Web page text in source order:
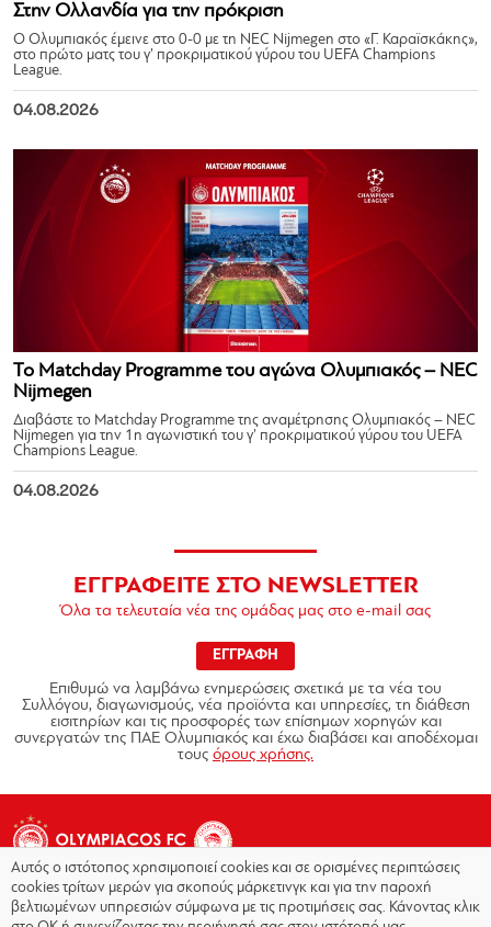
Στην Ολλανδία για την πρόκριση
Ο Ολυμπιακός έμεινε στο 0-0 με τη NEC Nijmegen στο «Γ. Καραϊσκάκης»,
στο πρώτο ματς του γ’ προκριματικού γύρου του UEFA Champions
League.
04.08.2026
Το Matchday Programme του αγώνα Ολυμπιακός – NEC
Nijmegen
Διαβάστε το Matchday Programme της αναμέτρησης Ολυμπιακός – NEC
Nijmegen για την 1η αγωνιστική του γ’ προκριματικού γύρου του UEFA
Champions League.
04.08.2026
ΕΓΓΡΑΦΕΙΤΕ ΣΤΟ NEWSLETTER
Όλα τα τελευταία νέα της ομάδας μας στο e-mail σας
ΕΓΓΡΑΦΗ
Επιθυμώ να λαμβάνω ενημερώσεις σχετικά με τα νέα του
Συλλόγου, διαγωνισμούς, νέα προϊόντα και υπηρεσίες, τη διάθεση
εισιτηρίων και τις προσφορές των επίσημων χορηγών και
συνεργατών της ΠΑΕ Ολυμπιακός και έχω διαβάσει και αποδέχομαι
τους όρους χρήσης.
Αυτός ο ιστότοπος χρησιμοποιεί cookies και σε ορισμένες περιπτώσεις
cookies τρίτων μερών για σκοπούς μάρκετινγκ και για την παροχή
βελτιωμένων υπηρεσιών σύμφωνα με τις προτιμήσεις σας. Κάνοντας κλικ